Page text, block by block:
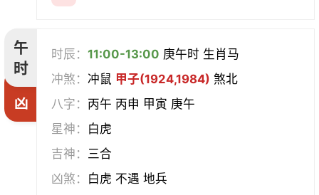
午
时
凶
时辰：11:00-13:00 庚午时 生肖马
冲煞：冲鼠 甲子(1924,1984) 煞北
八字： 丙午 丙申 甲寅 庚午
星神： 白虎
吉神： 三合
凶煞： 白虎 不遇 地兵